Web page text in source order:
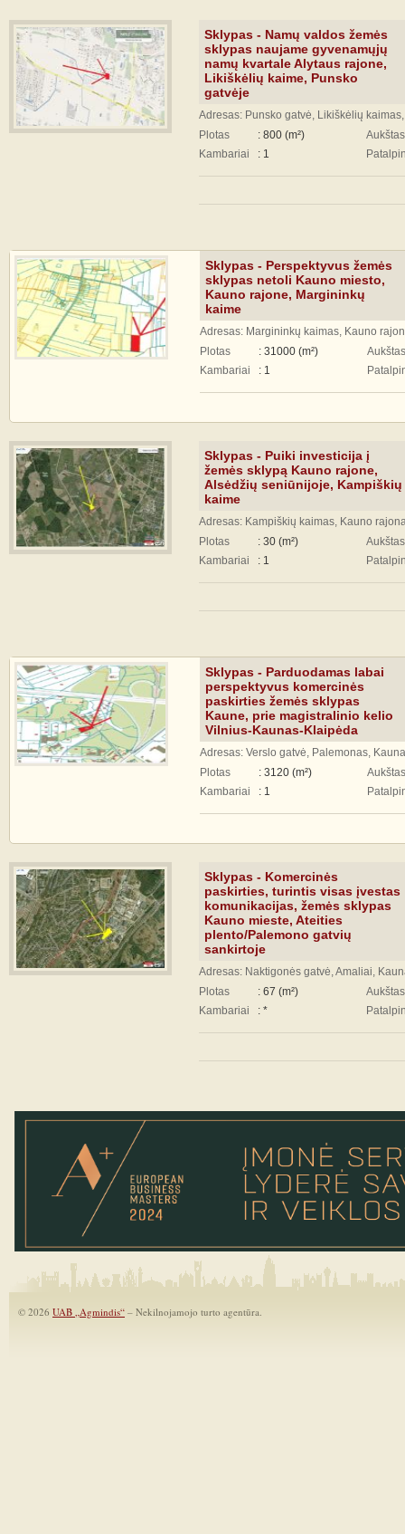
Sklypas - Namų valdos žemės
sklypas naujame gyvenamųjų
namų kvartale Alytaus rajone,
Likiškėlių kaime, Punsko
gatvėje
Adresas: Punsko gatvė, Likiškėlių
Plotas
: 800 (m²)
Kambariai
: 1
Aukštas
Sklypas - Perspektyvus žemės
sklypas netoli Kauno miesto,
Kauno rajone, Margininkų
kaime
Adresas: Margininkų kaimas, Kauno
Plotas
: 31000 (m²)
Kambariai
: 1
Aukštas
Sklypas - Puiki investicija į
žemės sklypą Kauno rajone,
Alsėdžių seniūnijoje, Kampiškių
kaime
Adresas: Kampiškių kaimas, Kauno
Plotas
: 30 (m²)
Kambariai
: 1
Aukštas
Sklypas - Parduodamas labai
perspektyvus komercinės
paskirties žemės sklypas
Kaune, prie magistralinio kelio
Vilnius-Kaunas-Klaipėda
Adresas: Verslo gatvė, Palemonas,
Plotas
: 3120 (m²)
Kambariai
: 1
Aukštas
Sklypas - Komercinės
paskirties, turintis visas įvestas
komunikacijas, žemės sklypas
Kauno mieste, Ateities
plento/Palemono gatvių
sankirtoje
Adresas: Naktigonės gatvė, Amaliai,
Plotas
: 67 (m²)
Kambariai
: *
Aukštas
© 2026 UAB „Agmindis“ – Nekilnojamojo turto agentūra.